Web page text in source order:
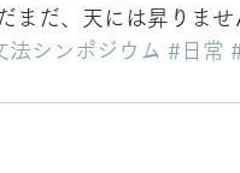
まだ、天には昇りま
シンポジウム #日常